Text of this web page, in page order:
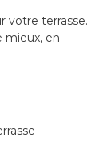
votre terrasse.
mieux, en